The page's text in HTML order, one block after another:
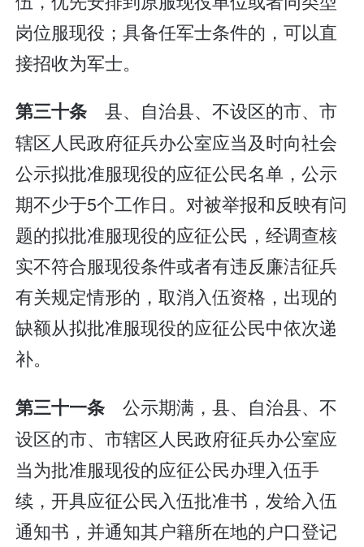
岗位服现役；具备任军士条件的，可以直
接招收为军士。
第三十条 县、自治县、不设区的市、市
辖区人民政府征兵办公室应当及时向社会
公示拟批准服现役的应征公民名单，公示
期不少于5个工作日。对被举报和反映有问
题的拟批准服现役的应征公民，经调查核
实不符合服现役条件或者有违反廉洁征兵
有关规定情形的，取消入伍资格，出现的
缺额从拟批准服现役的应征公民中依次递
补。
第三十一条 公示期满，县、自治县、不
设区的市、市辖区人民政府征兵办公室应
当为批准服现役的应征公民办理入伍手
续，开具应征公民入伍批准书，发给入伍
通知书，并通知其户籍所在地的户口登记